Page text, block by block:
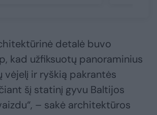
detalė buvo
kad užfiksuotų panoraminius
vėjelį ir ryškią pakrantės
šį statinį gyvu Baltijos
– sakė architektūros